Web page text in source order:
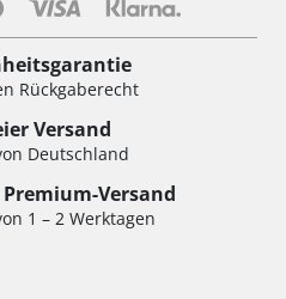
Rückgaberecht
Versand
Deutschland
Versand
1 – 2 Werktagen